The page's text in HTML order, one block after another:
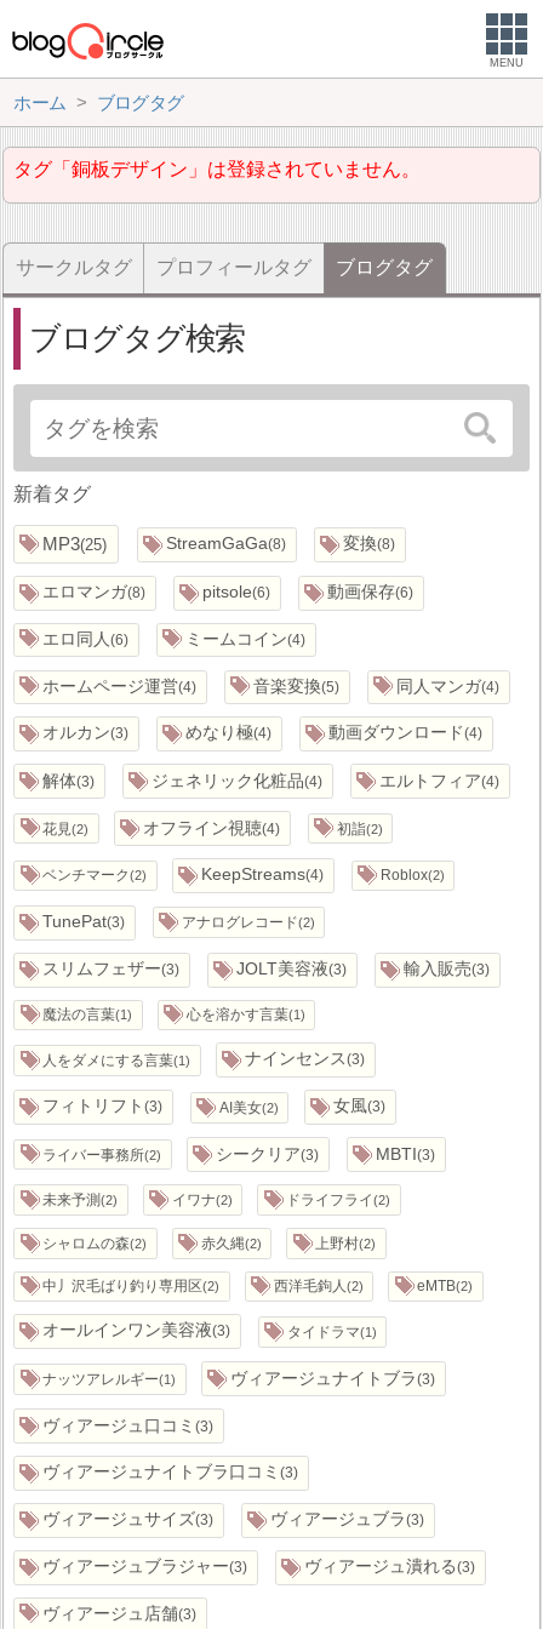
MENU
ホーム ブログタグ
タグ「銅板デザイン」は登録されていません。
サークルタグ プロフィールタグ ブログタグ
ブログタグ検索
新着タグ
MP3 25 StreamGaGa 8 変換 8
エロマンガ 8 pitsole 6 動画保存 6
エロ同人 6 ミームコイン 4
ホームページ運営 4 音楽変換 5 同人マンガ 4
オルカン 3 めなり極 4 動画ダウンロード 4
解体 3 ジェネリック化粧品 4 エルトフィア 4
花見 2 オフライン視聴 4 初詣 2
ベンチマーク 2 KeepStreams 4 Roblox 2
TunePat 3 アナログレコード 2
スリムフェザー 3 JOLT美容液 3 輸入販売 3
魔法の言葉 1 心を溶かす言葉 1
人をダメにする言葉 1 ナインセンス 3
フィトリフト 3 AI美女 2 女風 3
ライバー事務所 2 シークリア 3 MBTI 3
未来予測 2 イワナ 2 ドライフライ 2
シャロムの森 2 赤久縄 2 上野村 2
中丿沢毛ばり釣り専用区 2 西洋毛鉤人 2 eMTB 2
オールインワン美容液 3 タイドラマ 1
ナッツアレルギー 1 ヴィアージュナイトブラ 3
ヴィアージュ口コミ 3
ヴィアージュナイトブラ口コミ 3
ヴィアージュサイズ 3 ヴィアージュブラ 3
ヴィアージュブラジャー 3 ヴィアージュ潰れる 3
ヴィアージュ店舗 3